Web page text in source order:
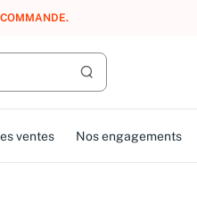
LE CLUB AMMAREAL.
Lancer la recherche
ventes Nos engagements